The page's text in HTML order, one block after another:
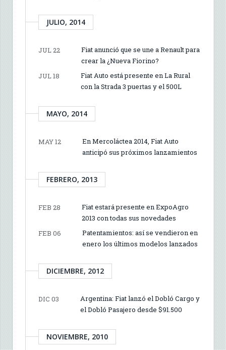
JULIO, 2014
JUL 22
Fiat anunció que se une a Renault para
crear la ¿Nueva Fiorino?
JUL 18
Fiat Auto está presente en La Rural
con la Strada 3 puertas y el 500L
MAYO, 2014
MAY 12
En Mercoláctea 2014, Fiat Auto
anticipó sus próximos lanzamientos
FEBRERO, 2013
FEB 28
Fiat estará presente en ExpoAgro
2013 con todas sus novedades
FEB 06
Patentamientos: así se vendieron en
enero los últimos modelos lanzados
DICIEMBRE, 2012
DIC 03
Argentina: Fiat lanzó el Dobló Cargo y
el Dobló Pasajero desde $91.500
NOVIEMBRE, 2010